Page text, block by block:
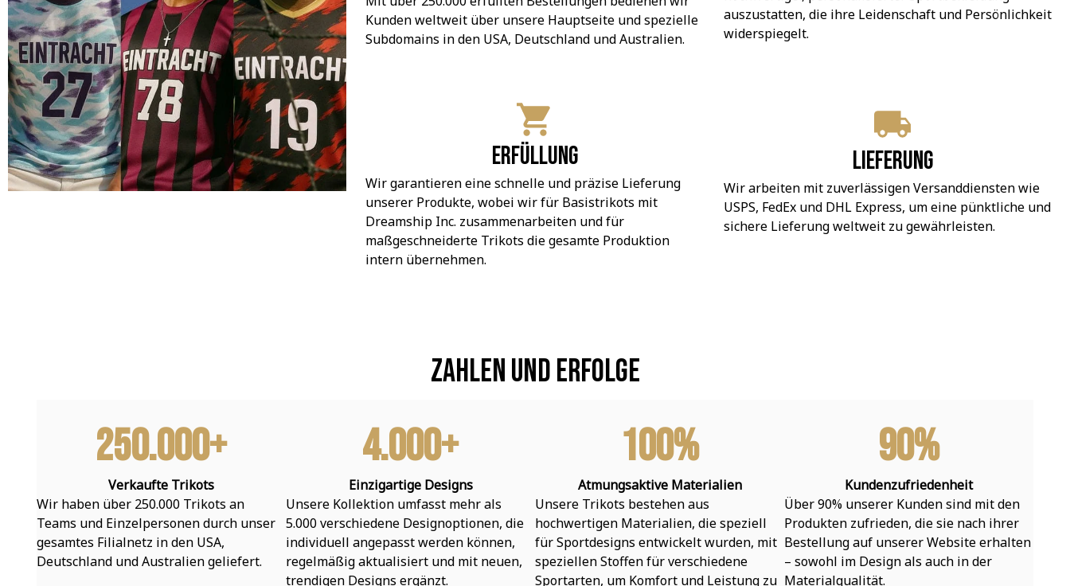
Kunden weltweit über unsere Hauptseite und spezielle
Subdomains in den USA, Deutschland und Australien.
Erfüllung
Wir garantieren eine schnelle und präzise Lieferung
unserer Produkte, wobei wir für Basistrikots mit
Dreamship Inc. zusammenarbeiten und für
maßgeschneiderte Trikots die gesamte Produktion
intern übernehmen.
auszustatten, die ihre Leidenschaft und Persönlichkeit
widerspiegelt.
Lieferung
Wir arbeiten mit zuverlässigen Versanddiensten wie
USPS, FedEx und DHL Express, um eine pünktliche und
sichere Lieferung weltweit zu gewährleisten.
Zahlen und Erfolge
250.000+
Verkaufte Trikots
Wir haben über 250.000 Trikots an
Teams und Einzelpersonen durch unser
gesamtes Filialnetz in den USA,
Deutschland und Australien geliefert.
4.000+
Einzigartige Designs
Unsere Kollektion umfasst mehr als
5.000 verschiedene Designoptionen, die
individuell angepasst werden können,
regelmäßig aktualisiert und mit neuen,
trendigen Designs ergänzt.
100%
Atmungsaktive Materialien
Unsere Trikots bestehen aus
hochwertigen Materialien, die speziell
für Sportdesigns entwickelt wurden, mit
speziellen Stoffen für verschiedene
Sportarten, um Komfort und Leistung zu
90%
Kundenzufriedenheit
Über 90% unserer Kunden sind mit den
Produkten zufrieden, die sie nach ihrer
Bestellung auf unserer Website erhalten
– sowohl im Design als auch in der
Materialqualität.